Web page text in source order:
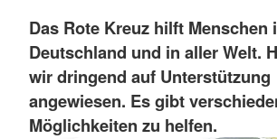
Das Rote Kreuz hilft Menschen
Deutschland und in aller Welt.
wir dringend auf Unterstützung
angewiesen. Es gibt
Möglichkeiten zu helfen.